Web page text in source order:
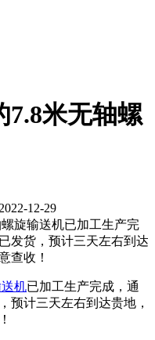
7.8米无轴螺
12-29
旋输送机已加工生产完
发货，预计三天左右到达
查收！
机已加工生产完成，通
预计三天左右到达贵地，